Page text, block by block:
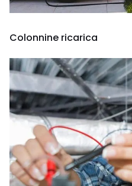
Colonnine ricarica